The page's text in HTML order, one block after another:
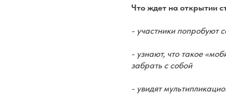
Что ждет на открытии
- участники попробуют
- узнают, что такое
забрать с собой
- увидят